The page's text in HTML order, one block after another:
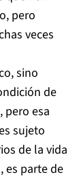
pero
veces
sino
de
pero esa
sujeto
de la vida
es parte de